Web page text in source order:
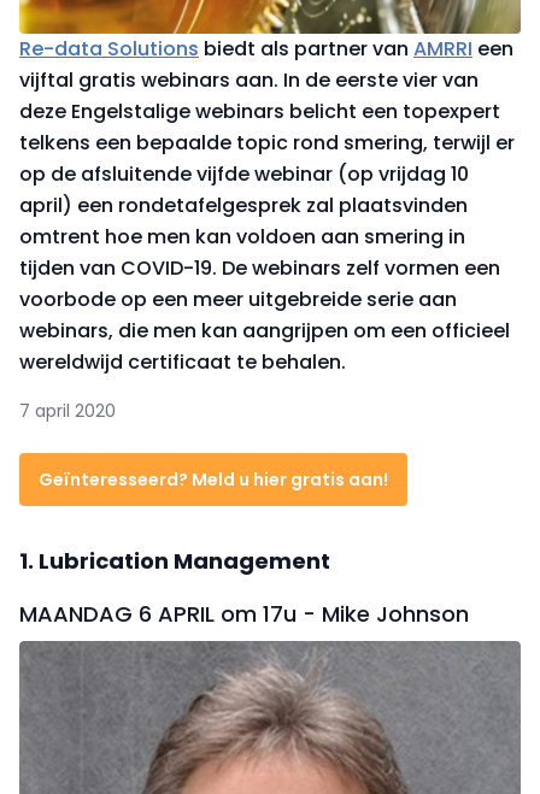
Re-data Solutions biedt als partner van AMRRI een
vijftal gratis webinars aan. In de eerste vier van
deze Engelstalige webinars belicht een topexpert
telkens een bepaalde topic rond smering, terwijl er
op de afsluitende vijfde webinar (op vrijdag 10
april) een rondetafelgesprek zal plaatsvinden
omtrent hoe men kan voldoen aan smering in
tijden van COVID-19. De webinars zelf vormen een
voorbode op een meer uitgebreide serie aan
webinars, die men kan aangrijpen om een officieel
wereldwijd certificaat te behalen.
7 april 2020
Geïnteresseerd? Meld u hier gratis aan!
1. Lubrication Management
MAANDAG 6 APRIL om 17u - Mike Johnson